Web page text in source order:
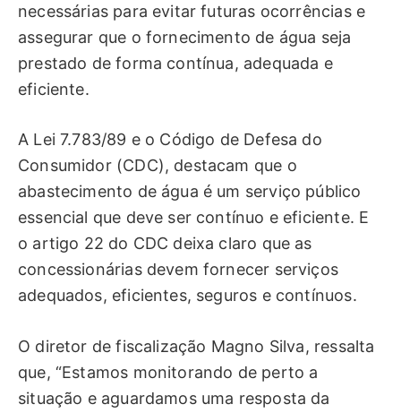
necessárias para evitar futuras ocorrências e
assegurar que o fornecimento de água seja
prestado de forma contínua, adequada e
eficiente.
A Lei 7.783/89 e o Código de Defesa do
Consumidor (CDC), destacam que o
abastecimento de água é um serviço público
essencial que deve ser contínuo e eficiente. E
o artigo 22 do CDC deixa claro que as
concessionárias devem fornecer serviços
adequados, eficientes, seguros e contínuos.
O diretor de fiscalização Magno Silva, ressalta
que, “Estamos monitorando de perto a
situação e aguardamos uma resposta da